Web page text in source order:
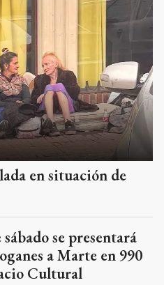
en situación de
sábado se presentará
a Marte en 990
Cultural